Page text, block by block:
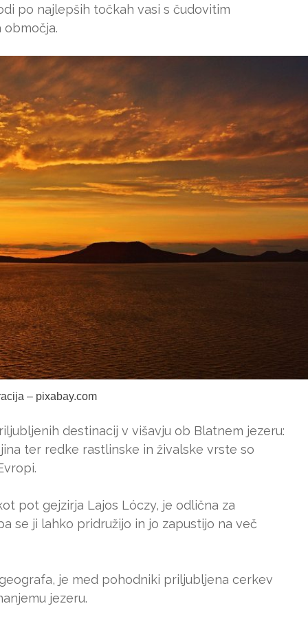
po najlepših točkah vasi s čudovitim
območja.
– pixabay.com
destinacij v višavju ob Blatnem jezeru:
ter redke rastlinske in živalske vrste so
pot gejzirja Lajos Lóczy, je odlična za
se ji lahko pridružijo in jo zapustijo na več
je med pohodniki priljubljena cerkev
jezeru.